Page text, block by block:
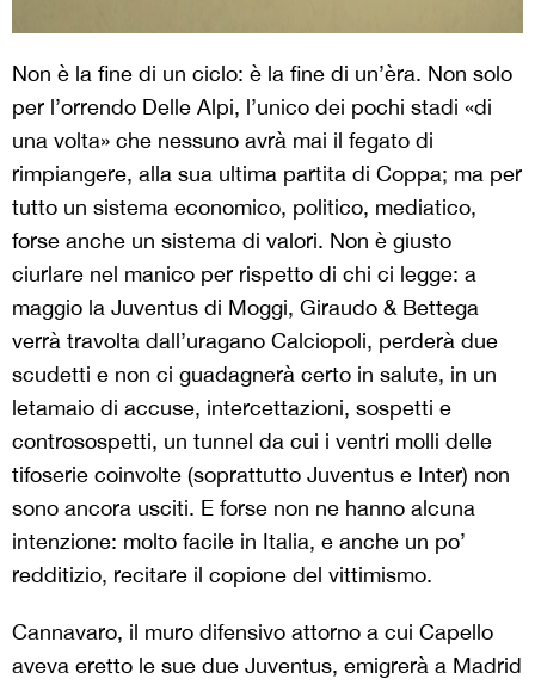
Non è la fine di un ciclo: è la fine di un’èra. Non solo
per l’orrendo Delle Alpi, l’unico dei pochi stadi «di
una volta» che nessuno avrà mai il fegato di
rimpiangere, alla sua ultima partita di Coppa; ma per
tutto un sistema economico, politico, mediatico,
forse anche un sistema di valori. Non è giusto
ciurlare nel manico per rispetto di chi ci legge: a
maggio la Juventus di Moggi, Giraudo & Bettega
verrà travolta dall’uragano Calciopoli, perderà due
scudetti e non ci guadagnerà certo in salute, in un
letamaio di accuse, intercettazioni, sospetti e
controsospetti, un tunnel da cui i ventri molli delle
tifoserie coinvolte (soprattutto Juventus e Inter) non
sono ancora usciti. E forse non ne hanno alcuna
intenzione: molto facile in Italia, e anche un po’
redditizio, recitare il copione del vittimismo.
Cannavaro, il muro difensivo attorno a cui Capello
aveva eretto le sue due Juventus, emigrerà a Madrid